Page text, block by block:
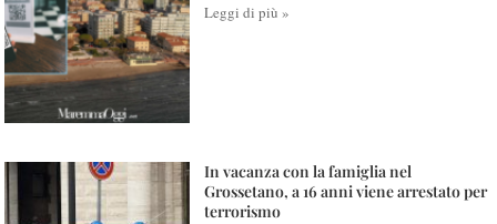
Leggi di più »
In vacanza con la famiglia nel
Grossetano, a 16 anni viene arrestato per
terrorismo